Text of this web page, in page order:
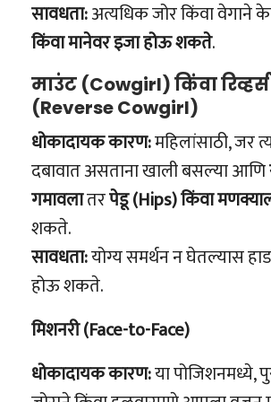
सावधता:अत्यधिक जोर किंवा वेगाने
किंवा मानेवर इजा होऊ शकते.
माउंट (Cowgirl) किंवा
(Reverse Cowgirl)
धोकादायक कारण:महिलांसाठी, जर
दबावात असताना खाली बसल्या आणि
गमावलातरपेडू (Hips) किंवा
शकते.
सावधता:योग्य समर्थन न घेतल्यास
होऊ शकते.
मिशनरी (Face-to-Face)
धोकादायक कारण:या